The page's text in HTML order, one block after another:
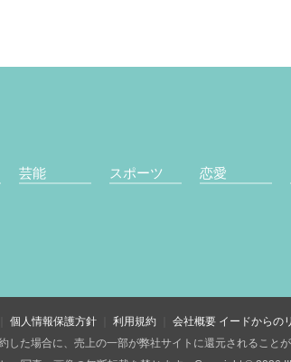
芸能 スポーツ 恋愛
個人情報保護方針 利用規約 会社概要 イードからの
した場合に、売上の一部が弊社サイトに還元されること